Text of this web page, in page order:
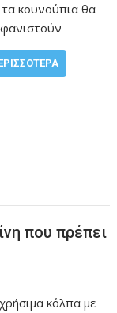
τα κουνούπια θα
που πρέπει
κόλπα με